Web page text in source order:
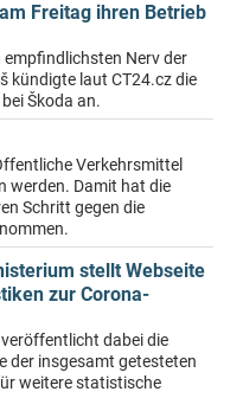
Freitag ihren Betrieb
Nerv der
kündigte laut CT24.cz die
Škoda an.
Verkehrsmittel
werden. Damit hat die
Schritt gegen die
stellt Webseite
zur Corona-
dabei die
der insgesamt getesteten
weitere statistische